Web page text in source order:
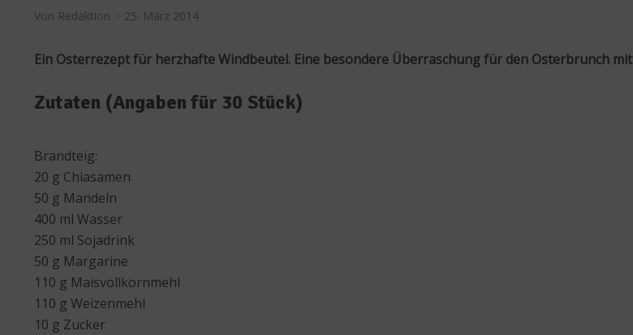
Von Redaktion 25. März 2014
Ein Osterrezept für herzhafte Windbeutel. Eine besondere Überraschung für den Osterbrunch
Zutaten (Angaben für 30 Stück)
Brandteig:
20 g Chiasamen
50 g Mandeln
400 ml Wasser
250 ml Sojadrink
50 g Margarine
110 g Maisvollkornmehl
110 g Weizenmehl
10 g Zucker